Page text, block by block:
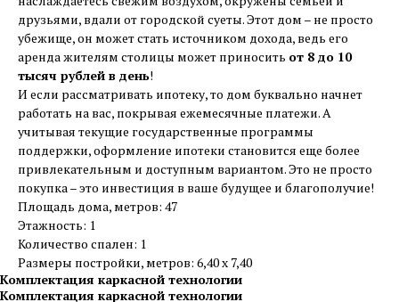
друзьями, вдали от городской суеты. Этот дом – не просто
убежище, он может стать источником дохода, ведь его
аренда жителям столицы может приносить от 8 до 10
тысяч рублей в день!
И если рассматривать ипотеку, то дом буквально начнет
работать на вас, покрывая ежемесячные платежи. А
учитывая текущие государственные программы
поддержки, оформление ипотеки становится еще более
привлекательным и доступным вариантом. Это не просто
покупка – это инвестиция в ваше будущее и благополучие!
Площадь дома, метров: 47
Этажность: 1
Количество спален: 1
Размеры постройки, метров: 6,40 х 7,40
Комплектация каркасной технологии
Комплектация каркасной технологии